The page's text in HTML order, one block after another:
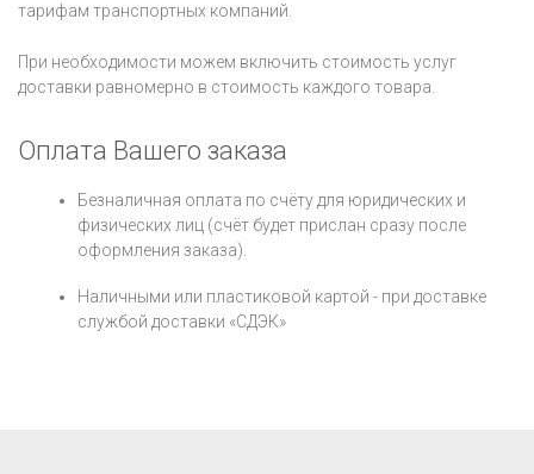
тарифам транспортных компаний.
При необходимости можем включить стоимость услуг
доставки равномерно в стоимость каждого товара.
Оплата Вашего заказа
Безналичная оплата по счёту для юридических и
физических лиц (счёт будет прислан сразу после
оформления заказа).
Наличными или пластиковой картой - при доставке
службой доставки «СДЭК»